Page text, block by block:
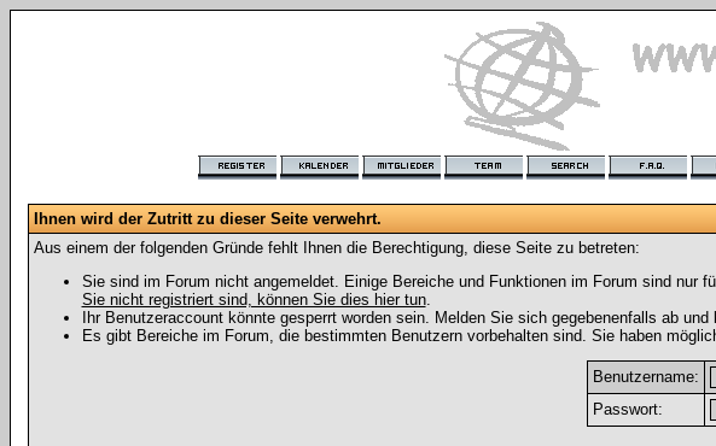
Ihnen wird der Zutritt zu dieser Seite verwehrt.
Aus einem der folgenden Gründe fehlt Ihnen die Berechtigung, diese Seite zu betreten:
Sie sind im Forum nicht angemeldet. Einige Bereiche und Funktionen im Forum sind
Sie nicht registriert sind, können Sie dies hier tun.
Ihr Benutzeraccount könnte gesperrt worden sein. Melden Sie sich gegebenenfalls ab
Es gibt Bereiche im Forum, die bestimmten Benutzern vorbehalten sind. Sie haben
Benutzername:
Passwort: